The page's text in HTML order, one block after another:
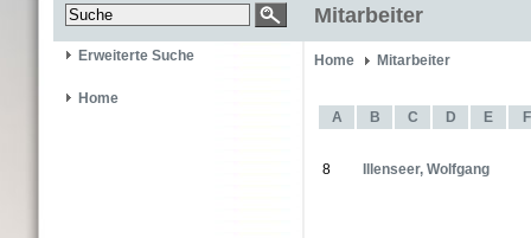
Mitarbeiter
Erweiterte Suche
Home
Home Mitarbeiter
A B C D E F
8 Illenseer, Wolfgang